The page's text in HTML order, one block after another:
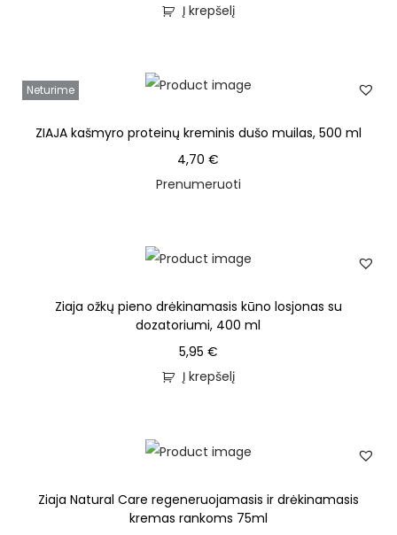
Į krepšelį
Neturime
ZIAJA kašmyro proteinų kreminis dušo muilas, 500 ml
4,70€
Prenumeruoti
Ziaja ožkų pieno drėkinamasis kūno losjonas su
dozatoriumi, 400 ml
5,95 €
Į krepšelį
Ziaja Natural Care regeneruojamasis ir drėkinamasis
kremas rankoms 75ml